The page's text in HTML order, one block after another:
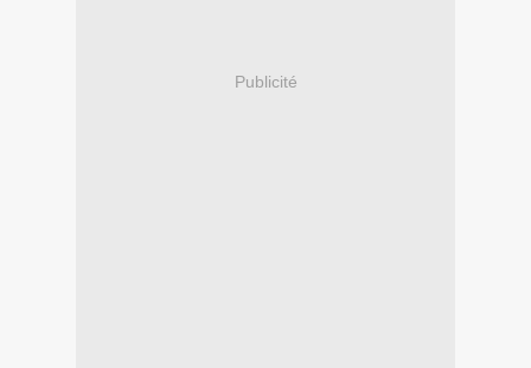
Publicité